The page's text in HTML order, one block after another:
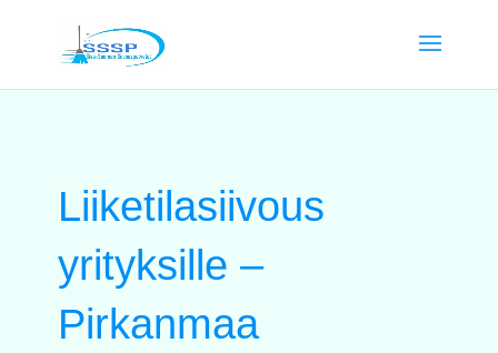
Liiketilasiivous
yrityksille –
Pirkanmaa